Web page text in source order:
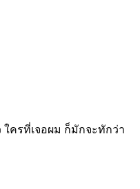
ใครที่เจอผม ก็มักจะทักว่า